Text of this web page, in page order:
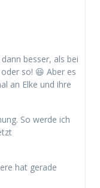
besser, als bei
so! 😆 Aber es
an Elke und ihre
So werde ich
hat gerade